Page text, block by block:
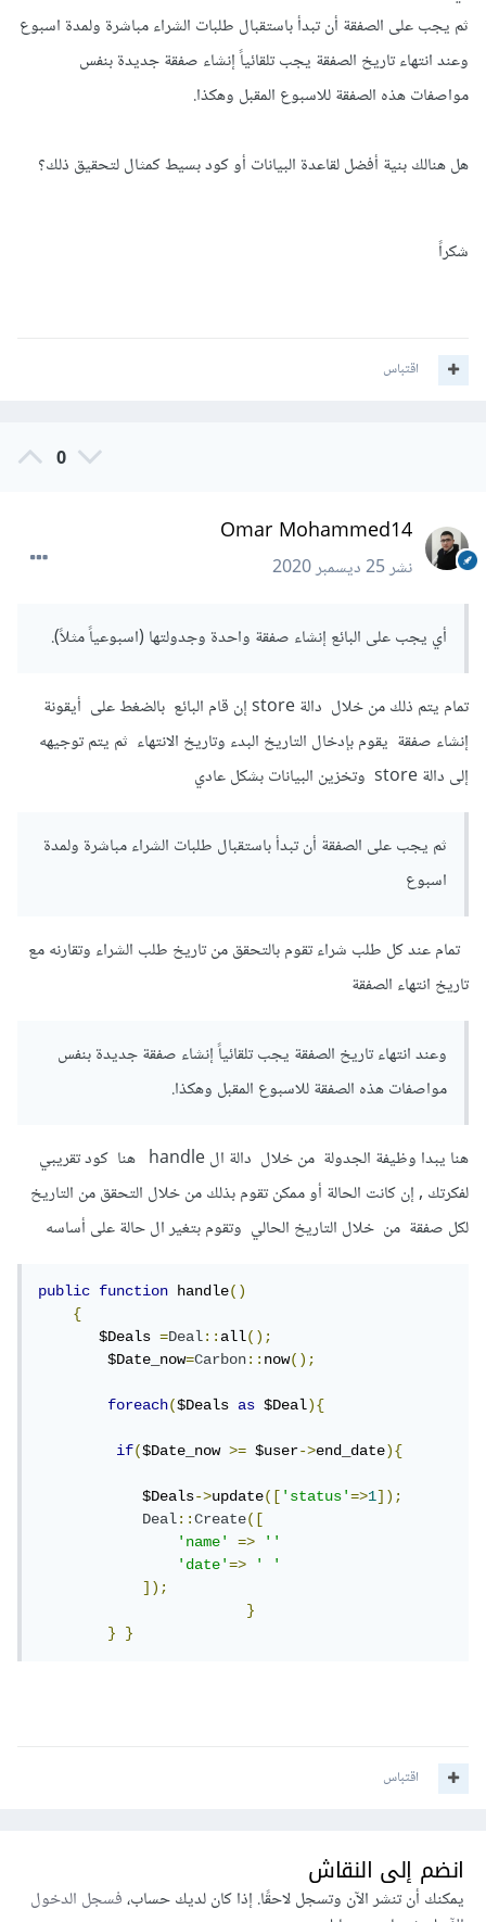
ثم يجب على الصفقة أن تبدأ باستقبال طلبات الشراء مباشرة ولمدة اسبوع
وعند انتهاء تاريخ الصفقة يجب تلقائياً إنشاء صفقة جديدة بنفس
مواصفات هذه الصفقة للاسبوع المقبل وهكذا.
هل هنالك بنية أفضل لقاعدة البيانات أو كود بسيط كمثال لتحقيق ذلك؟
شكراً
اقتباس
0
Omar Mohammed14
نشر25 ديسمبر 2020
أي يجب على البائع إنشاء صفقة واحدة وجدولتها (اسبوعياً مثلاً).
تمام يتم ذلك من خلال دالة store إن قام البائع بالضغط على أيقونة
إنشاء صفقة يقوم بإدخال التاريخ البدء وتاريخ الانتهاء ثم يتم توجيهه
إلى دالة store وتخزين البيانات بشكل عادي
ثم يجب على الصفقة أن تبدأ باستقبال طلبات الشراء مباشرة ولمدة
اسبوع
تمام عند كل طلب شراء تقوم بالتحقق من تاريخ طلب الشراء وتقارنه مع
تاريخ انتهاء الصفقة
وعند انتهاء تاريخ الصفقة يجب تلقائياً إنشاء صفقة جديدة بنفس
مواصفات هذه الصفقة للاسبوع المقبل وهكذا.
هنا يبدا وظيفة الجدولة من خلال دالة ال handle هنا كود تقريبي
لفكرتك , إن كانت الحالة أو ممكن تقوم بذلك من خلال التحقق من التاريخ
لكل صفقة من خلال التاريخ الحالي وتقوم بتغير ال حالة على أساسه
public function handle()
{
       $Deals
=Deal::all();
        $Date_now
=Carbon::now();
foreach($Deals as $Deal){
if($Date_now >= $user->end_date){
            $Deals
->update(['status'=>1]);
Deal::Create([
'name'
=>
''
'date'=>
' '
]);
}
}
}
اقتباس
انضم إلى النقاش
يمكنك أن تنشر الآن وتسجل لاحقًا. إذا كان لديك حساب،فسجل الدخول